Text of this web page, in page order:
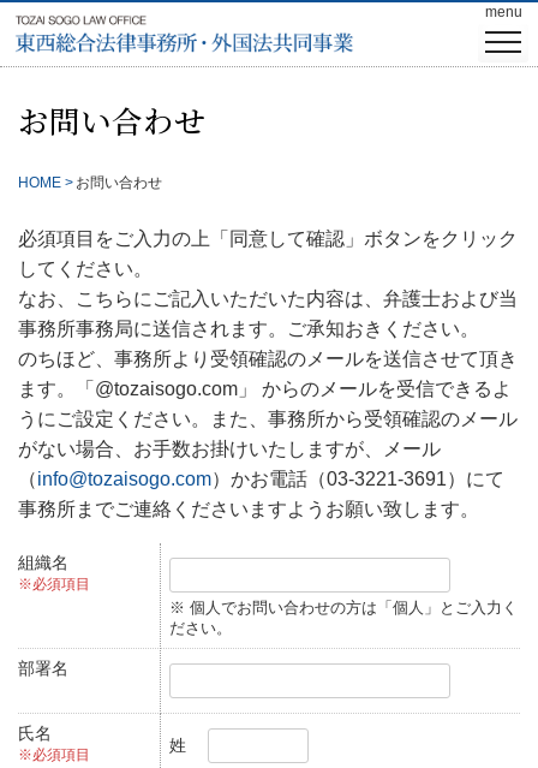
Skip
menu
お問い合わせ
HOME お問い合わせ
必須項目をご入力の上「同意して確認」ボタンをクリック
してください。
なお、こちらにご記入いただいた内容は、弁護士および当
事務所事務局に送信されます。ご承知おきください。
のちほど、事務所より受領確認のメールを送信させて頂き
ます。「@tozaisogo.com」 からのメールを受信できるよ
うにご設定ください。また、事務所から受領確認のメール
がない場合、お手数お掛けいたしますが、メール
（info@tozaisogo.com）かお電話（03-3221-3691）にて
事務所までご連絡くださいますようお願い致します。
組織名
※必須項目
※ 個人でお問い合わせの方は「個人」とご入力く
ださい。
部署名
氏名
※必須項目 姓